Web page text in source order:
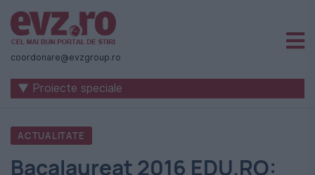
Știri
naționale
internaționale
România
-
coordonare@evzgroup.ro
▼ Proiecte speciale
ACTUALITATE
Bacalaureat 2016 EDU.RO: